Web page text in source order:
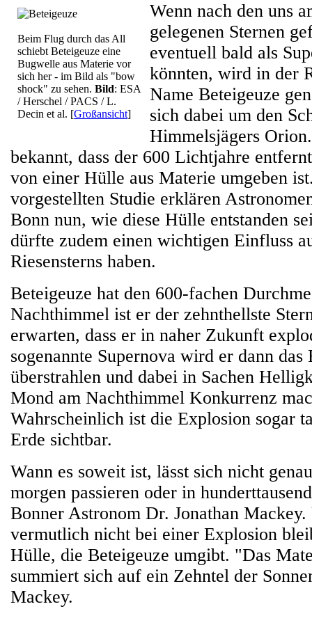
Beim Flug durch das All
schiebt Beteigeuze eine
Bugwelle aus Materie vor
sich her - im Bild als "bow
shock" zu sehen. Bild: ESA
/ Herschel / PACS / L.
Decin et al. [Großansicht]
Wenn nach den uns
gelegenen Sternen
eventuell bald als
könnten, wird in der
Name Beteigeuze
sich dabei um den
Himmelsjägers
bekannt, dass der 600 Lichtjahre
von einer Hülle aus Materie umgeben
vorgestellten Studie erklären
Bonn nun, wie diese Hülle entstanden
dürfte zudem einen wichtigen Einfluss
Riesensterns haben.
Beteigeuze hat den 600-fachen
Nachthimmel ist er der zehnthellste
erwarten, dass er in naher Zukunft
sogenannte Supernova wird er dann das
überstrahlen und dabei in Sachen
Mond am Nachthimmel Konkurrenz
Wahrscheinlich ist die Explosion sogar
Erde sichtbar.
Wann es soweit ist, lässt sich nicht
morgen passieren oder in
Bonner Astronom Dr. Jonathan
vermutlich nicht bei einer Explosion
Hülle, die Beteigeuze umgibt. "Das
summiert sich auf ein Zehntel der
Mackey.